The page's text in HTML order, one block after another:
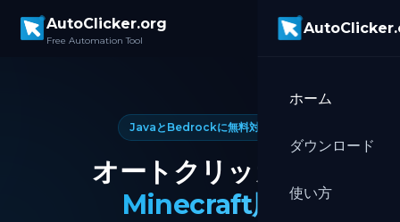
AutoClicker.org
Free Automation Tool
ホーム
ダウンロード
使い方
JavaとBedrockに無料対応
オートクリッカー
Minecraft用